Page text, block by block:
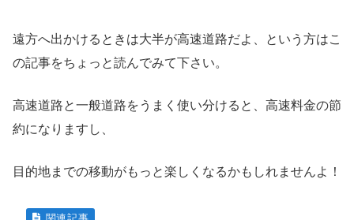
遠方へ出かけるときは大半が高速道路だよ、という方はこ
の記事をちょっと読んでみて下さい。
高速道路と一般道路をうまく使い分けると、高速料金の節
約になりますし、
目的地までの移動がもっと楽しくなるかもしれませんよ！